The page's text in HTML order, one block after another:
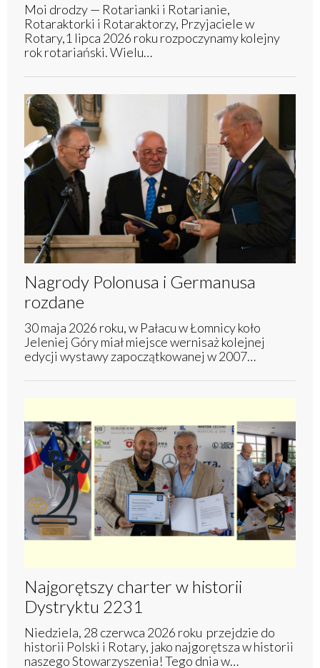
Moi drodzy — Rotarianki i Rotarianie,
Rotaraktorki i Rotaraktorzy, Przyjaciele w
Rotary,1 lipca 2026 roku rozpoczynamy kolejny
rok rotariański. Wielu…
Nagrody Polonusa i Germanusa
rozdane
30 maja 2026 roku, w Pałacu w Łomnicy koło
Jeleniej Góry miał miejsce wernisaż kolejnej
edycji wystawy zapoczątkowanej w 2007…
Najgorętszy charter w historii
Dystryktu 2231
Niedziela, 28 czerwca 2026 roku przejdzie do
historii Polski i Rotary, jako najgorętsza w historii
naszego Stowarzyszenia! Tego dnia w…